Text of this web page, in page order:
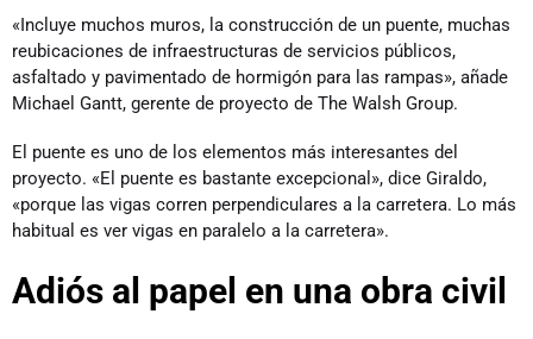
«Incluye muchos muros, la construcción de un puente, muchas
reubicaciones de infraestructuras de servicios públicos,
asfaltado y pavimentado de hormigón para las rampas», añade
Michael Gantt, gerente de proyecto de The Walsh Group.
El puente es uno de los elementos más interesantes del
proyecto. «El puente es bastante excepcional», dice Giraldo,
«porque las vigas corren perpendiculares a la carretera. Lo más
habitual es ver vigas en paralelo a la carretera».
Adiós al papel en una obra civil